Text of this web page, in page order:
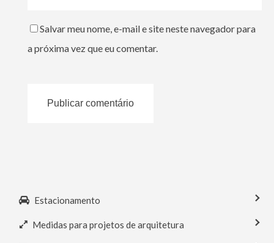
Salvar meu nome, e-mail e site neste navegador para
a próxima vez que eu comentar.
Estacionamento
Medidas para projetos de arquitetura